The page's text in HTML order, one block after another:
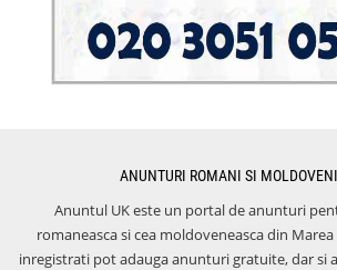
ANUNTURI ROMANI SI
Anuntul UK este un portal de anunturi
romaneasca si cea moldoveneasca din
inregistrati pot adauga anunturi gratuite, dar si